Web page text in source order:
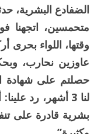
متحمسين، اتجهنا
وقتها، اللواء بحرى
عاوزين نحارب،
حصلتم على شهادة
لنا 3 أشهر، رد
بشرية قادرة على